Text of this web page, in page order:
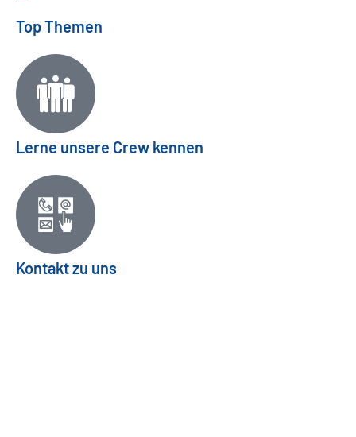
Top Themen
Lerne unsere Crew kennen
Kontakt zu uns